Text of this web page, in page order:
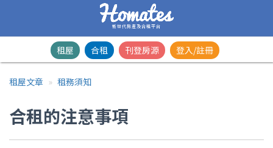
新世代房產及合租平台
租屋 合租 刊登房源 登入/註冊
租屋文章 租務須知
合租的注意事項